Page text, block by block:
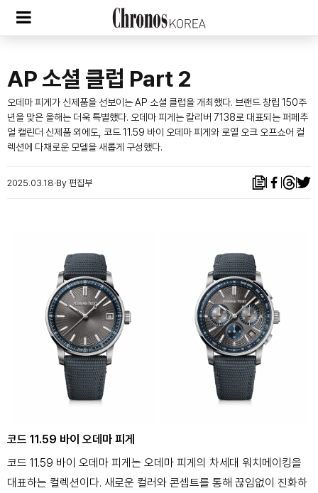
AP 소셜 클럽 Part 2
오데마 피게가 신제품을 선보이는 AP 소셜 클럽을 개최했다. 브랜드 창립 150주
년을 맞은 올해는 더욱 특별했다. 오데마 피게는 칼리버 7138로 대표되는 퍼페추
얼 캘린더 신제품 외에도, 코드 11.59 바이 오데마 피게와 로열 오크 오프쇼어 컬
렉션에 다채로운 모델을 새롭게 구성했다.
2025.03.18 By 편집부
코드 11.59 바이 오데마 피게
코드 11.59 바이 오데마 피게는 오데마 피게의 차세대 워치메이킹을
대표하는 컬렉션이다. 새로운 컬러와 콘셉트를 통해 끊임없이 진화하